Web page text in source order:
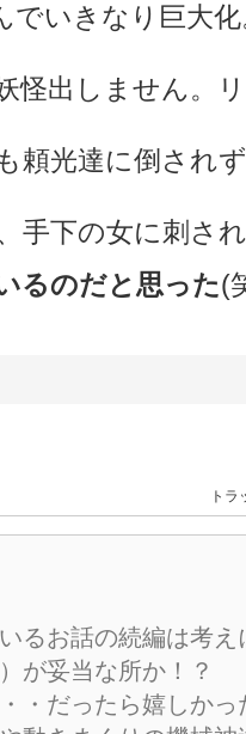
いきなり巨大
怪出しません。
頼光達に倒され
手下の女に刺さ
るのだと思った(
トラ
るお話の続編は考え
が妥当な所か！？
・だったら嬉しか